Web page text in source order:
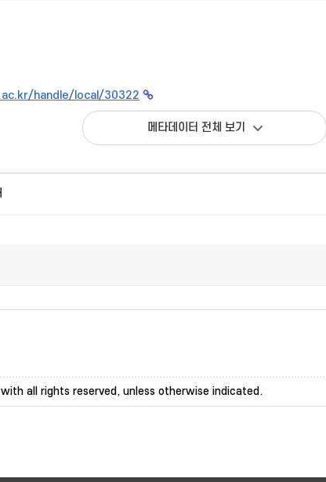
handle/local/30322
메타데이터 전체 보기
all rights reserved, unless otherwise indicated.